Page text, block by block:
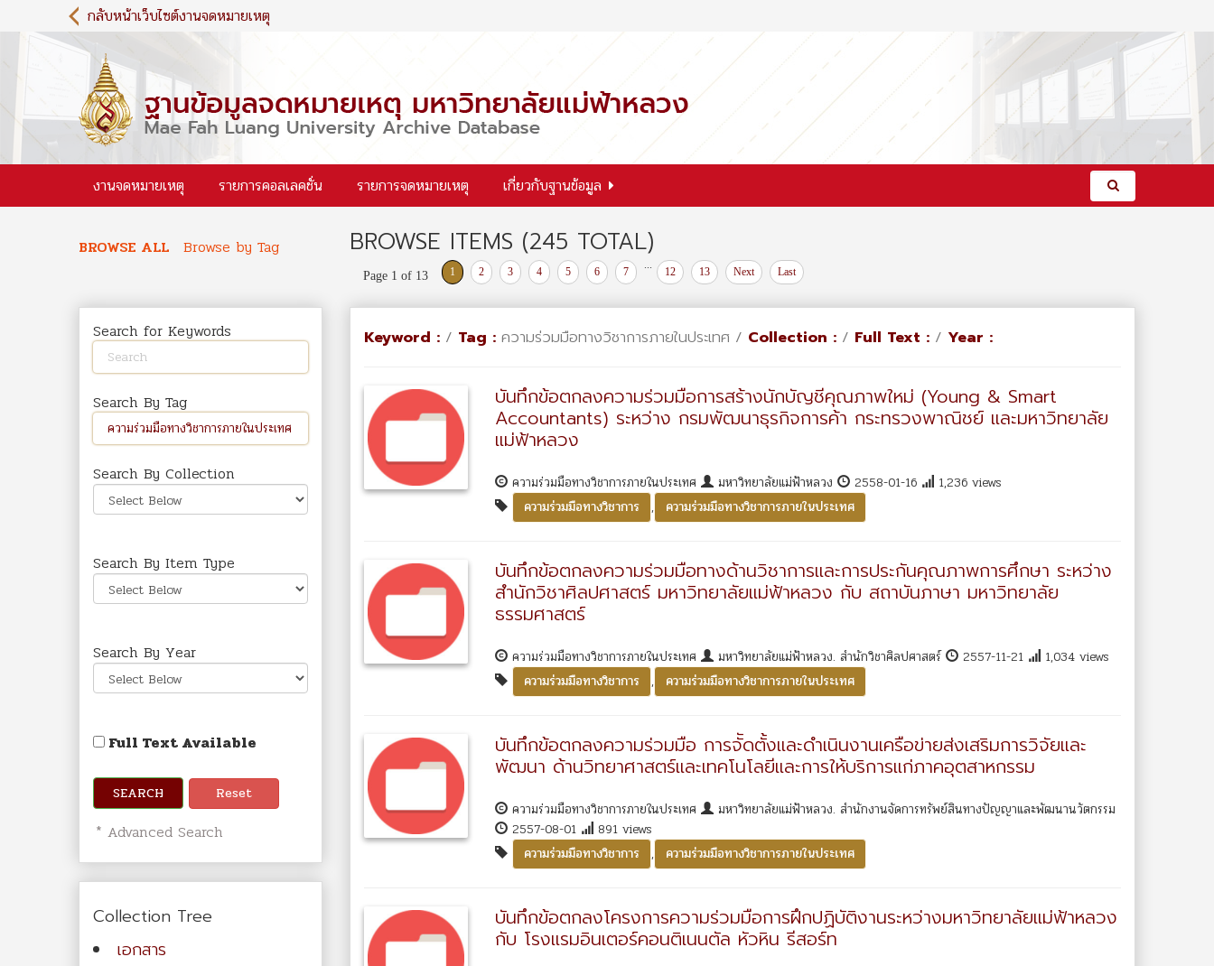
i
c
กลับหน้าเว็บไซต์งานจดหมายเหตุ
งานจดหมายเหตุ รายการคอลเลคชั่น รายการจดหมายเหตุ เกี่ยวกับฐานข้อมูล
BROWSE ALL Browse by Tag BROWSE ITEMS (245 TOTAL)
Page 1 of 13 1 2 3 4 5 6 7
...
12 13 Next Last
Search for Keywords
Search By Tag
Search By Collection
Search By Item Type
Search By Year
Full Text Available
SEARCH Reset
* Advanced Search
Collection Tree
เอกสาร
Keyword : / Tag : ความร่วมมือทางวิชาการภายในประเทศ / Collection : / Full Text : / Year :
บันทึกข้อตกลงความร่วมมือการสร้างนักบัญชีคุณภาพใหม่ (Young & Smart
Accountants) ระหว่าง กรมพัฒนาธุรกิจการค้า กระทรวงพาณิชย์ และมหาวิทยาลัย
แม่ฟ้าหลวง
ความร่วมมือทางวิชาการภายในประเทศ มหาวิทยาลัยแม่ฟ้าหลวง 2558-01-16
1,236 views
ความร่วมมือทางวิชาการ
, ความร่วมมือทางวิชาการภายในประเทศ
บันทึกข้อตกลงความร่วมมือทางด้านวิชาการและการประกันคุณภาพการศึกษา ระหว่าง
สำนักวิชาศิลปศาสตร์ มหาวิทยาลัยแม่ฟ้าหลวง กับ สถาบันภาษา มหาวิทยาลัย
ธรรมศาสตร์
ความร่วมมือทางวิชาการภายในประเทศ มหาวิทยาลัยแม่ฟ้าหลวง. สำนักวิชาศิลปศาสตร์ 2557-11-21
1,034 views
ความร่วมมือทางวิชาการ
, ความร่วมมือทางวิชาการภายในประเทศ
บันทึกข้อตกลงความร่วมมือ การจััดตั้งและดำเนินงานเครือข่ายส่งเสริมการวิจัยและ
พัฒนา ด้านวิทยาศาสตร์และเทคโนโลยีและการให้บริการแก่ภาคอุตสาหกรรม
ความร่วมมือทางวิชาการภายในประเทศ
มหาวิทยาลัยแม่ฟ้าหลวง. สำนักงานจัดการทรัพย์สินทางปัญญาและพัฒนานวัตกรรม
2557-08-01
891 views
ความร่วมมือทางวิชาการ
, ความร่วมมือทางวิชาการภายในประเทศ
บันทึกข้อตกลงโครงการความร่วมมือการฝึกปฏิบัติงานระหว่างมหาวิทยาลัยแม่ฟ้าหลวง
กับ โรงแรมอินเตอร์คอนติเนนตัล หัวหิน รีสอร์ท